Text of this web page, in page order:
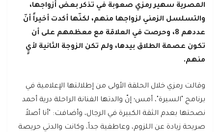
المصرية سهير رمزي صعوبة في تذكر بعض أزواجها،
والتسلسل الزمني لزواجها منهم، لكنّها أكدت أخيراً أنّ
عددهم 8، وحرصت في العلاقة مع معظمهم على أن
تكون عصمة الطلاق بيدها، ولم تكن الزوجة الثانية لأيٍ
منهم.
وقالت رمزي خلال الحلقة الأولى من إطلالتها الإعلامية في
برنامج "السيرة"، أمس؛ إنّ والدتها الفنانة الراحلة درية أحمد
نصحتها بعدم الثقة الكبيرة في الرجال، وأضافت: "أنا أصلاً
صريحة زيادة عن اللزوم، وعاطفية جداً، وكانت والدتي حريصة